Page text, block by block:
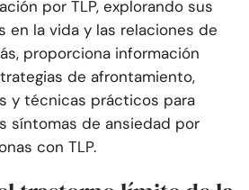
por TLP, explorando sus
en la vida y las relaciones de
proporciona información
de afrontamiento,
y técnicas prácticos para
síntomas de ansiedad por
con TLP.